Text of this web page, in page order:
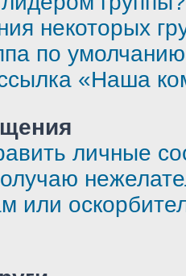
некоторых
по
«Наша
личные
или